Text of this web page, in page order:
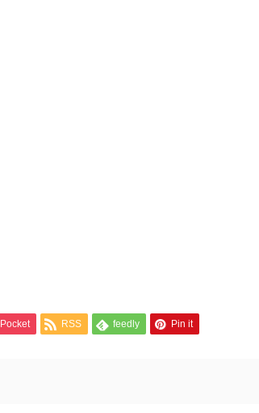
Pocket RSS feedly Pin it